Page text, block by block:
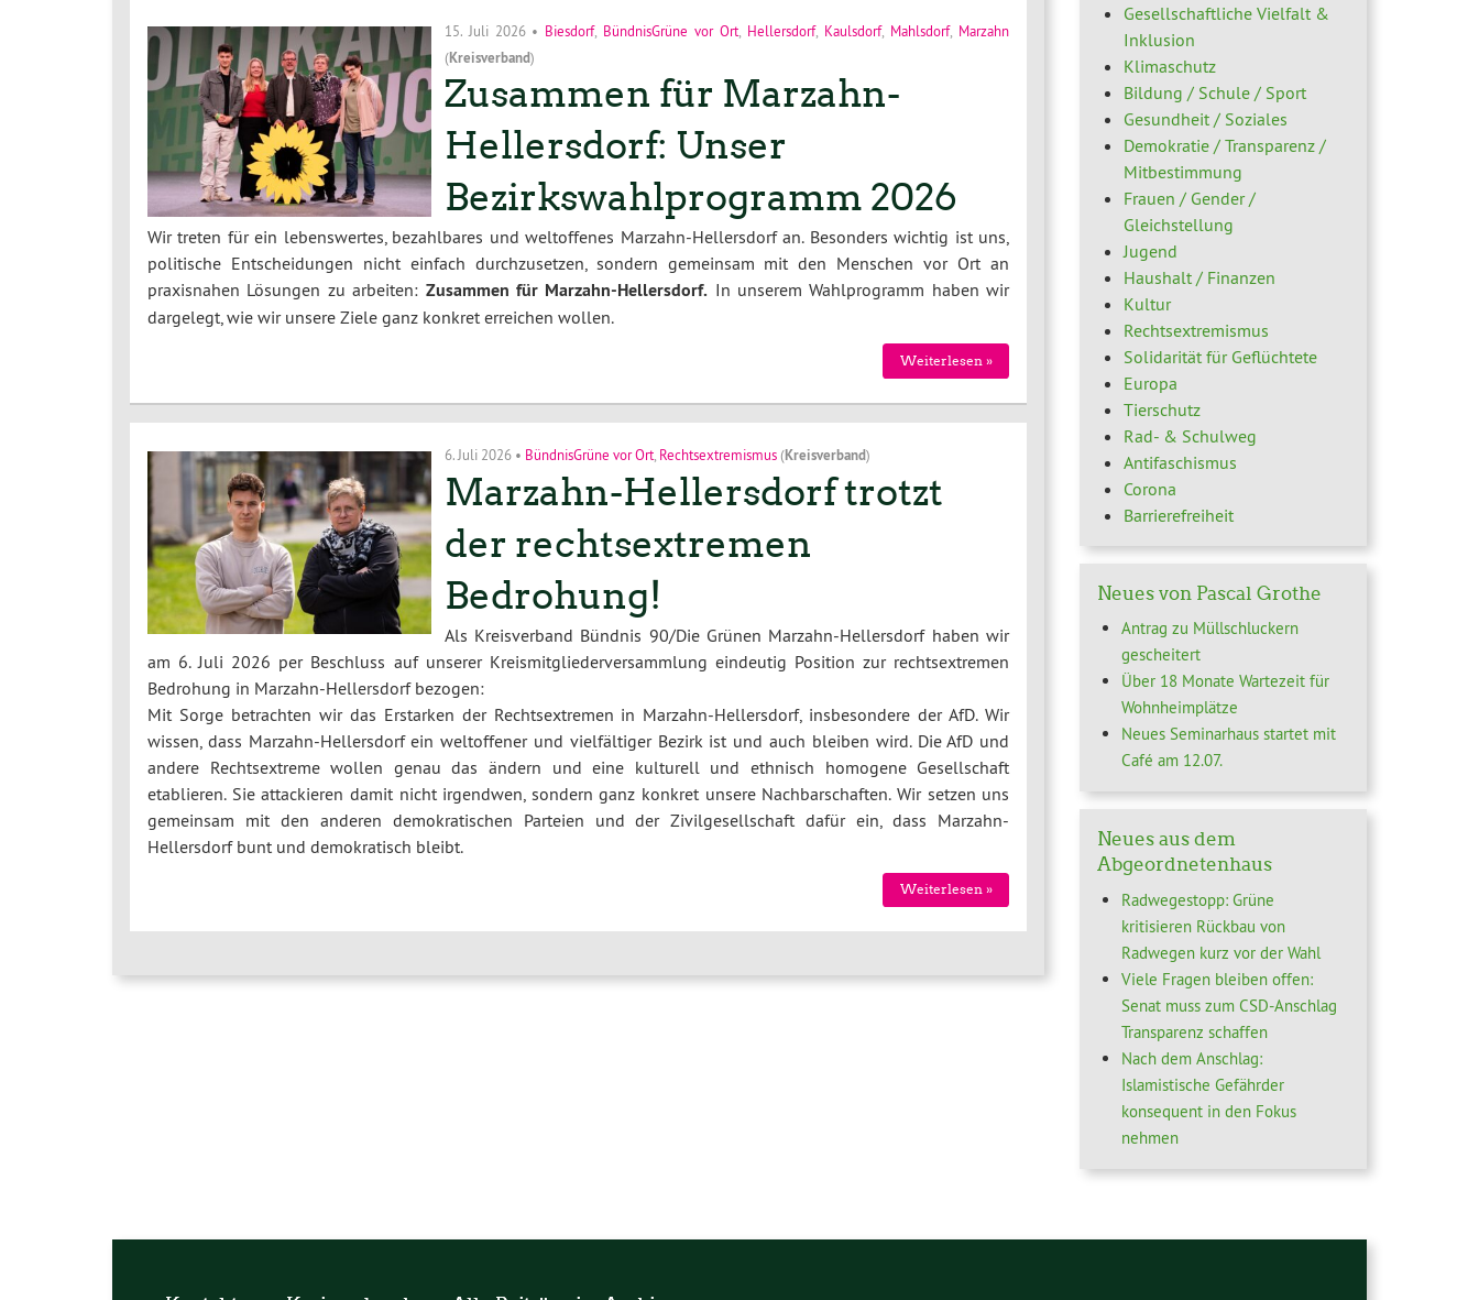
15. Juli 2026• Biesdorf, BündnisGrüne vor Ort Hellersdorf, Kaulsdorf, Mahlsdorf, Marzahn
(Kreisverband)
Zusammen für Marzahn-
Hellersdorf: Unser
Bezirkswahlprogramm 2026
Wir treten für ein lebenswertes, bezahlbares und weltoffenes Marzahn-Hellersdorf an. Besonders wichtig ist uns,
politische Entscheidungen nicht einfach durchzusetzen, sondern gemeinsam mit den Menschen vor Ort an
praxisnahen Lösungen zu arbeiten: Zusammen für Marzahn-Hellersdorf. In unserem Wahlprogramm haben wir
dargelegt, wie wir unsere Ziele ganz konkret erreichen wollen.
Weiterlesen »
6. Juli 2026• BündnisGrüne vor Ort, Rechtsextremismus(Kreisverband)
Marzahn-Hellersdorf trotzt
der rechtsextremen
Bedrohung!
Als Kreisverband Bündnis 90/Die Grünen Marzahn-Hellersdorf haben wir
am 6. Juli 2026 per Beschluss auf unserer Kreismitgliederversammlung eindeutig Position zur rechtsextremen
Bedrohung in Marzahn-Hellersdorf bezogen:
Mit Sorge betrachten wir das Erstarken der Rechtsextremen in Marzahn-Hellersdorf, insbesondere der AfD. Wir
wissen, dass Marzahn-Hellersdorf ein weltoffener und vielfältiger Bezirk ist und auch bleiben wird. Die AfD und
andere Rechtsextreme wollen genau das ändern und eine kulturell und ethnisch homogene Gesellschaft
etablieren. Sie attackieren damit nicht irgendwen, sondern ganz konkret unsere Nachbarschaften. Wir setzen uns
gemeinsam mit den anderen demokratischen Parteien und der Zivilgesellschaft dafür ein, dass Marzahn-
Hellersdorf bunt und demokratisch bleibt.
Weiterlesen »
Gesellschaftliche Vielfalt &
Inklusion
Klimaschutz
Bildung / Schule / Sport
Gesundheit / Soziales
Demokratie / Transparenz /
Mitbestimmung
Frauen / Gender /
Gleichstellung
Jugend
Haushalt / Finanzen
Kultur
Rechtsextremismus
Solidarität für Geflüchtete
Europa
Tierschutz
Rad- & Schulweg
Antifaschismus
Corona
Barrierefreiheit
Neues von Pascal Grothe
Antrag zu Müllschluckern
gescheitert
Über 18 Monate Wartezeit für
Wohnheimplätze
Neues Seminarhaus startet mit
Café am 12.07.
Neues aus dem
Abgeordnetenhaus
Radwegestopp: Grüne
kritisieren Rückbau von
Radwegen kurz vor der Wahl
Viele Fragen bleiben offen:
Senat muss zum CSD-Anschlag
Transparenz schaffen
Nach dem Anschlag:
Islamistische Gefährder
konsequent in den Fokus
nehmen